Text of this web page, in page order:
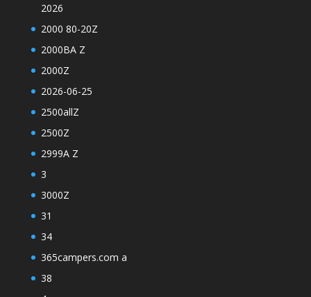
2026
2000 80-20Z
2000BA Z
2000Z
2026-06-25
2500allZ
2500Z
2999A Z
3
3000Z
31
34
365campers.com a
38